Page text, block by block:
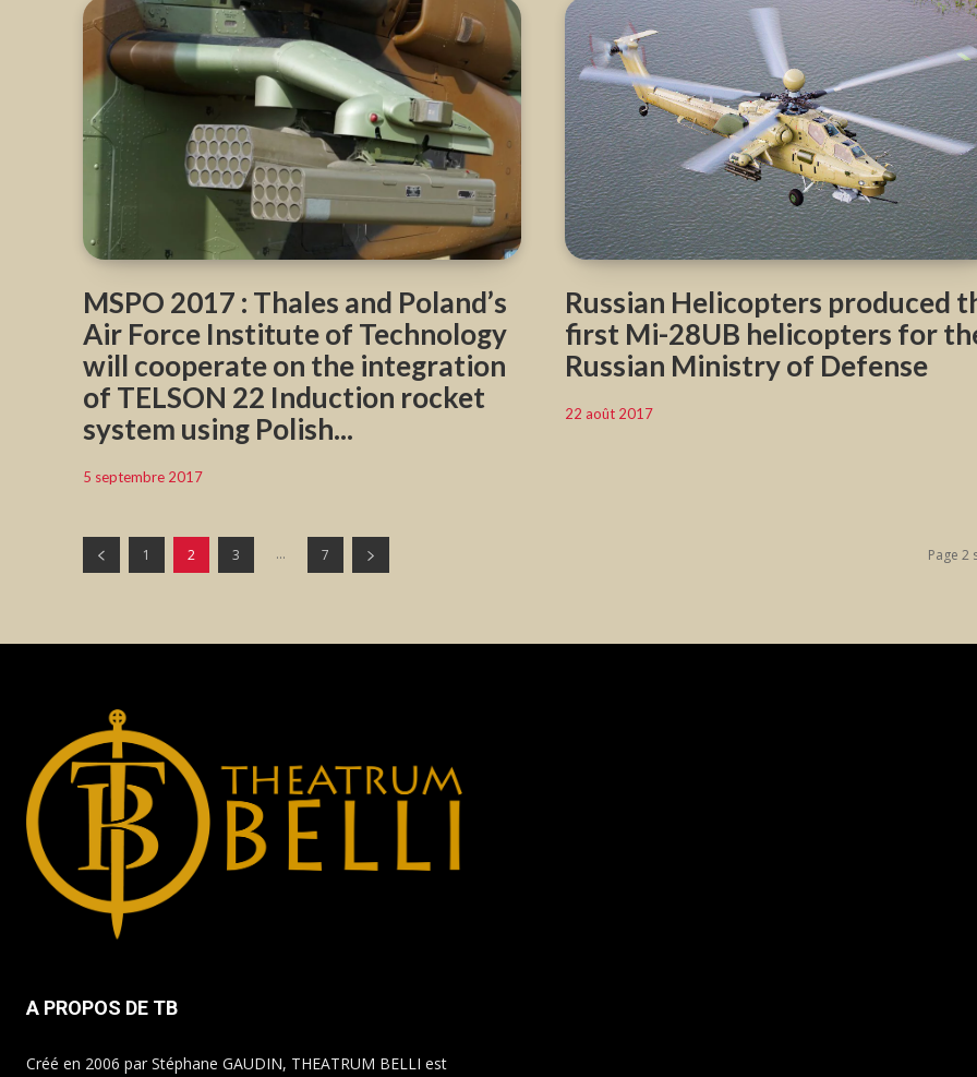
MSPO 2017 : Thales and Poland’s
Air Force Institute of Technology
will cooperate on the integration
of TELSON 22 Induction rocket
system using Polish...
5 septembre 2017
Russian Helicopters produced
first Mi-28UB helicopters for
Russian Ministry of Defense
22 août 2017
1 2 3 ... 7 Page 2
A PROPOS DE TB
Créé en 2006 par Stéphane GAUDIN, THEATRUM BELLI est